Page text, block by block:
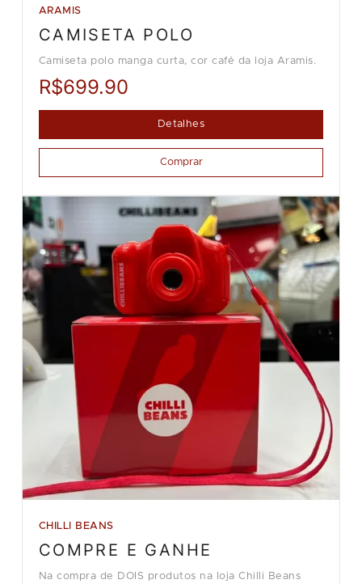
ARAMIS
CAMISETA POLO
Camiseta polo manga curta, cor café da loja Aramis.
R$699.90
Detalhes
Comprar
CHILLI BEANS
COMPRE E GANHE
Na compra de DOIS produtos na loja Chilli Beans